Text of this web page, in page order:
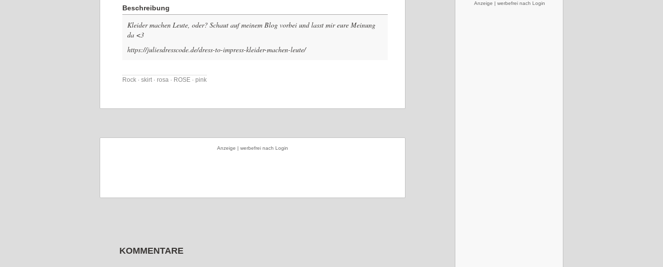
Beschreibung
Kleider machen Leute, oder? Schaut auf meinem Blog vorbei und lasst mir eure Meinung
da <3
https://juliesdresscode.de/dress-to-impress-kleider-machen-leute/
Rock · skirt · rosa · ROSE · pink
Anzeige | werbefrei nach Login
KOMMENTARE
Anzeige | werbefrei nach Login